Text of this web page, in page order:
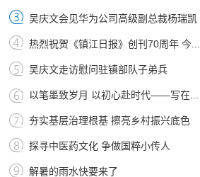
吴庆文会见华为公司高级副总裁杨瑞凯
热烈祝贺《镇江日报》创刊70周年 今...
吴庆文走访慰问驻镇部队子弟兵
以笔墨致岁月 以初心赴时代——写在...
夯实基层治理根基 擦亮乡村振兴底色
探寻中医药文化 争做国粹小传人
解暑的雨水快要来了